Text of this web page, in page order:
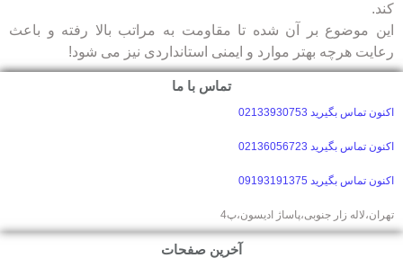
کند.
این موضوع بر آن شده تا مقاومت به مراتب بالا رفته و باعث
رعایت هرچه بهتر موارد و ایمنی استانداردی نیز می شود!
تماس با ما
اکنون تماس بگیرید 02133930753
اکنون تماس بگیرید 02136056723
اکنون تماس بگیرید 09193191375
تهران،لاله زار جنوبی،پاساژ ادیسون،پ4
آخرین صفحات